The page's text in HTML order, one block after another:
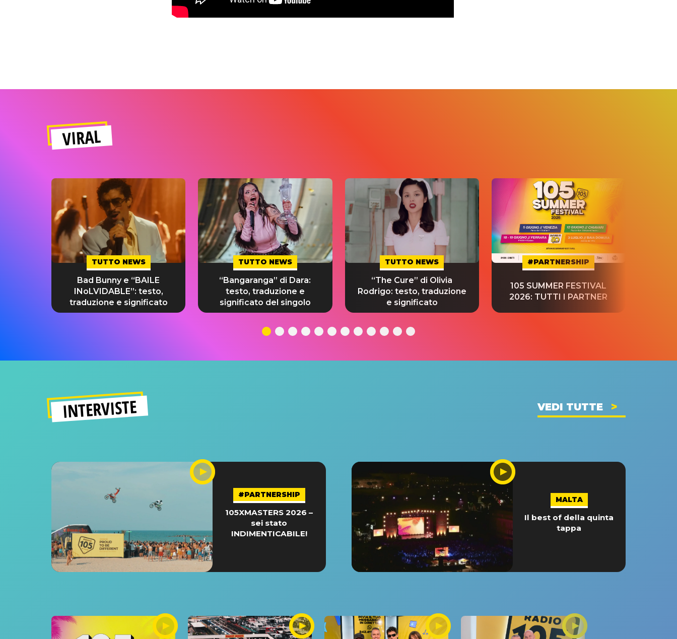
VIRAL
TUTTO NEWS
Bad Bunny e “BAILE
INoLVIDABLE”: testo,
traduzione e significato
TUTTO NEWS
“Bangaranga” di Dara:
testo, traduzione e
significato del singolo
TUTTO NEWS
“The Cure” di Olivia
Rodrigo: testo, traduzione
e significato
#PARTNERSHIP
105 SUMMER FESTIVAL
2026: TUTTI I PARTNER
INTERVISTE VEDI TUTTE
#PARTNERSHIP
105XMASTERS 2026 –
sei stato
INDIMENTICABILE!
MALTA
Il best of della quinta
tappa